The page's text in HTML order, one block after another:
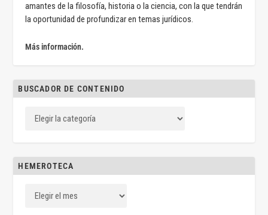
amantes de la filosofía, historia o la ciencia, con la que tendrán
la oportunidad de profundizar en temas jurídicos.
Más información.
BUSCADOR DE CONTENIDO
HEMEROTECA